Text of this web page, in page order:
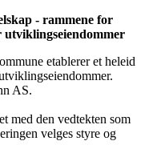
- rammene for
utviklingseiendommer
etablerer et heleid
AS.
med den vedtekten som
velges styre og